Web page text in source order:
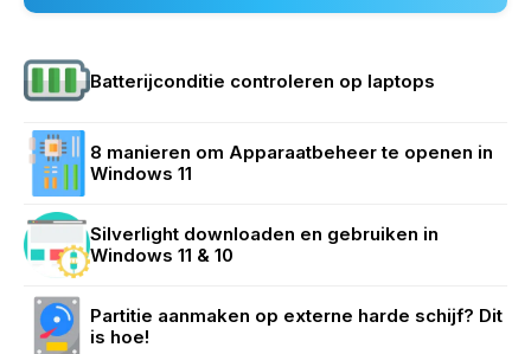
Batterijconditie controleren op laptops
8 manieren om Apparaatbeheer te openen in
Windows 11
Silverlight downloaden en gebruiken in
Windows 11 & 10
Partitie aanmaken op externe harde schijf? Dit
is hoe!